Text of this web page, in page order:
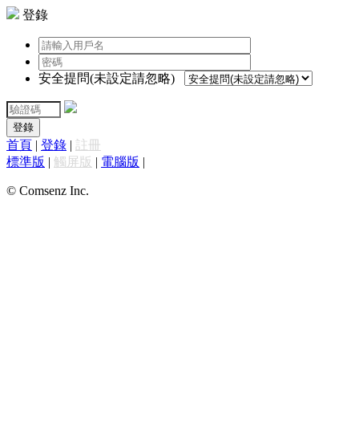
登錄
安全提問(未設定請忽略)
登錄
首頁 | 登錄 | 註冊
標準版 | 觸屏版 | 電腦版 |
© Comsenz Inc.